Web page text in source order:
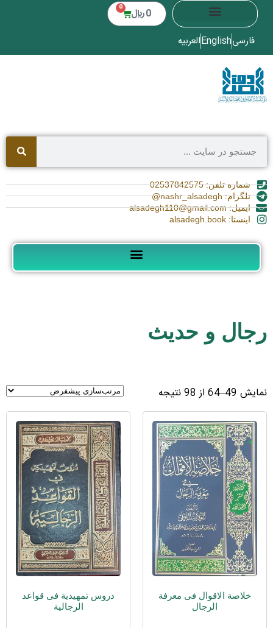
0 ﷼ 0
فارسیEnglishالعربیه
شماره تلفن: 02537842575
تلگرام: nashr_alsadegh@
ایمیل: alsadegh110@gmail.com
اینستا: alsadegh.book
رجال و حدیث
نمایش 49–64 از 98 نتیجه
خلاصة الاقوال فی معرفة
الرجال
دروس تمهیدیة فی قواعد
الرجالیة